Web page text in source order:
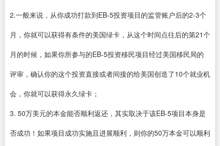
2.一般来说，从你成功打款到EB-5投资项目的监管账户后的2-3个
月，你就可以获得有条件的美国绿卡，从这个时间点往后的第21个
月的时候，如果你所参与的EB-5投资移民项目经过美国移民局的
评审，确认你的这个投资直接或者间接的给美国创造了10个就业机
会，你就可以获得永久绿卡；
3. 50万美元的本金能否顺利返还，其实取决于该EB-5项目本身是
否成功！如果项目成功实施且进展顺利，则你的50万本金可以顺利